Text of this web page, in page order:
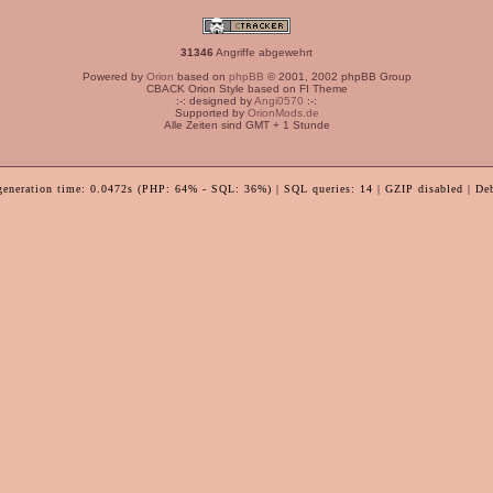
31346 Angriffe abgewehrt
Powered by Orion based on phpBB © 2001, 2002 phpBB Group
CBACK Orion Style based on FI Theme
:-: designed byAngi0570 :-:
Supported by OrionMods.de
Alle Zeiten sind GMT + 1 Stunde
time: 0.0472s (PHP: 64% - SQL: 36%) | SQL queries: 14 | GZIP disabled |